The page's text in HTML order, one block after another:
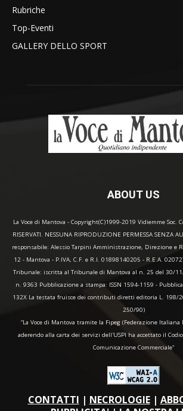
Rubriche
Top-Eventi
GALLERY DELLO SPORT
ABOUT US
La Voce di Mantova - Copyright(C)1999-2019 Vidiemme Soc.
RISERVATI. NESSUNA RIPRODUZIONE PERMESSA SENZA
responsabile: Alessio Tarpini Amministrazione, Direzione e
12 - Mantova - P.IVA, C.F. e R.I. 01898140205 - R.E.A.
Tribunale: iscritta al Tribunale di Mantova al n. 25 del 30/
n. 9363 Pubblicazione a stampa: ISSN 1594-1159 -
132X La testata fruisce dei contributi diretti editoria L. 198/
250/90)
“La Voce di Mantova tramite la Fipeg (Federazione
aderendo alla carta dei servizi dell'USPI ha accettato il
Comunicazione Commerciale"
CONTATTI | NECROLOGIE|